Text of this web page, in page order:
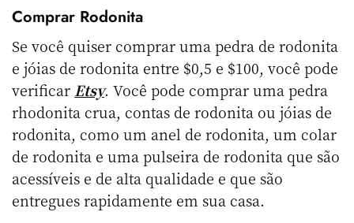
Comprar Rodonita
Se você quiser comprar uma pedra de rodonita
e jóias de rodonita entre $0,5 e $100, você pode
verificar Etsy. Você pode comprar uma pedra
rhodonita crua, contas de rodonita ou jóias de
rodonita, como um anel de rodonita, um colar
de rodonita e uma pulseira de rodonita que são
acessíveis e de alta qualidade e que são
entregues rapidamente em sua casa.